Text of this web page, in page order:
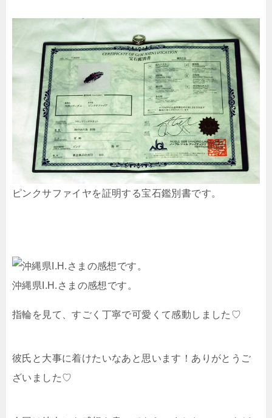
ピンクサファイヤを証明する宝石鑑別書です。
沖縄県I.H.さまの感想です。
指輪を見て、すごく丁寧で可愛くて感動しました♡
彼氏と大事に着けたいなあと思います！ありがとうご
ざいました♡